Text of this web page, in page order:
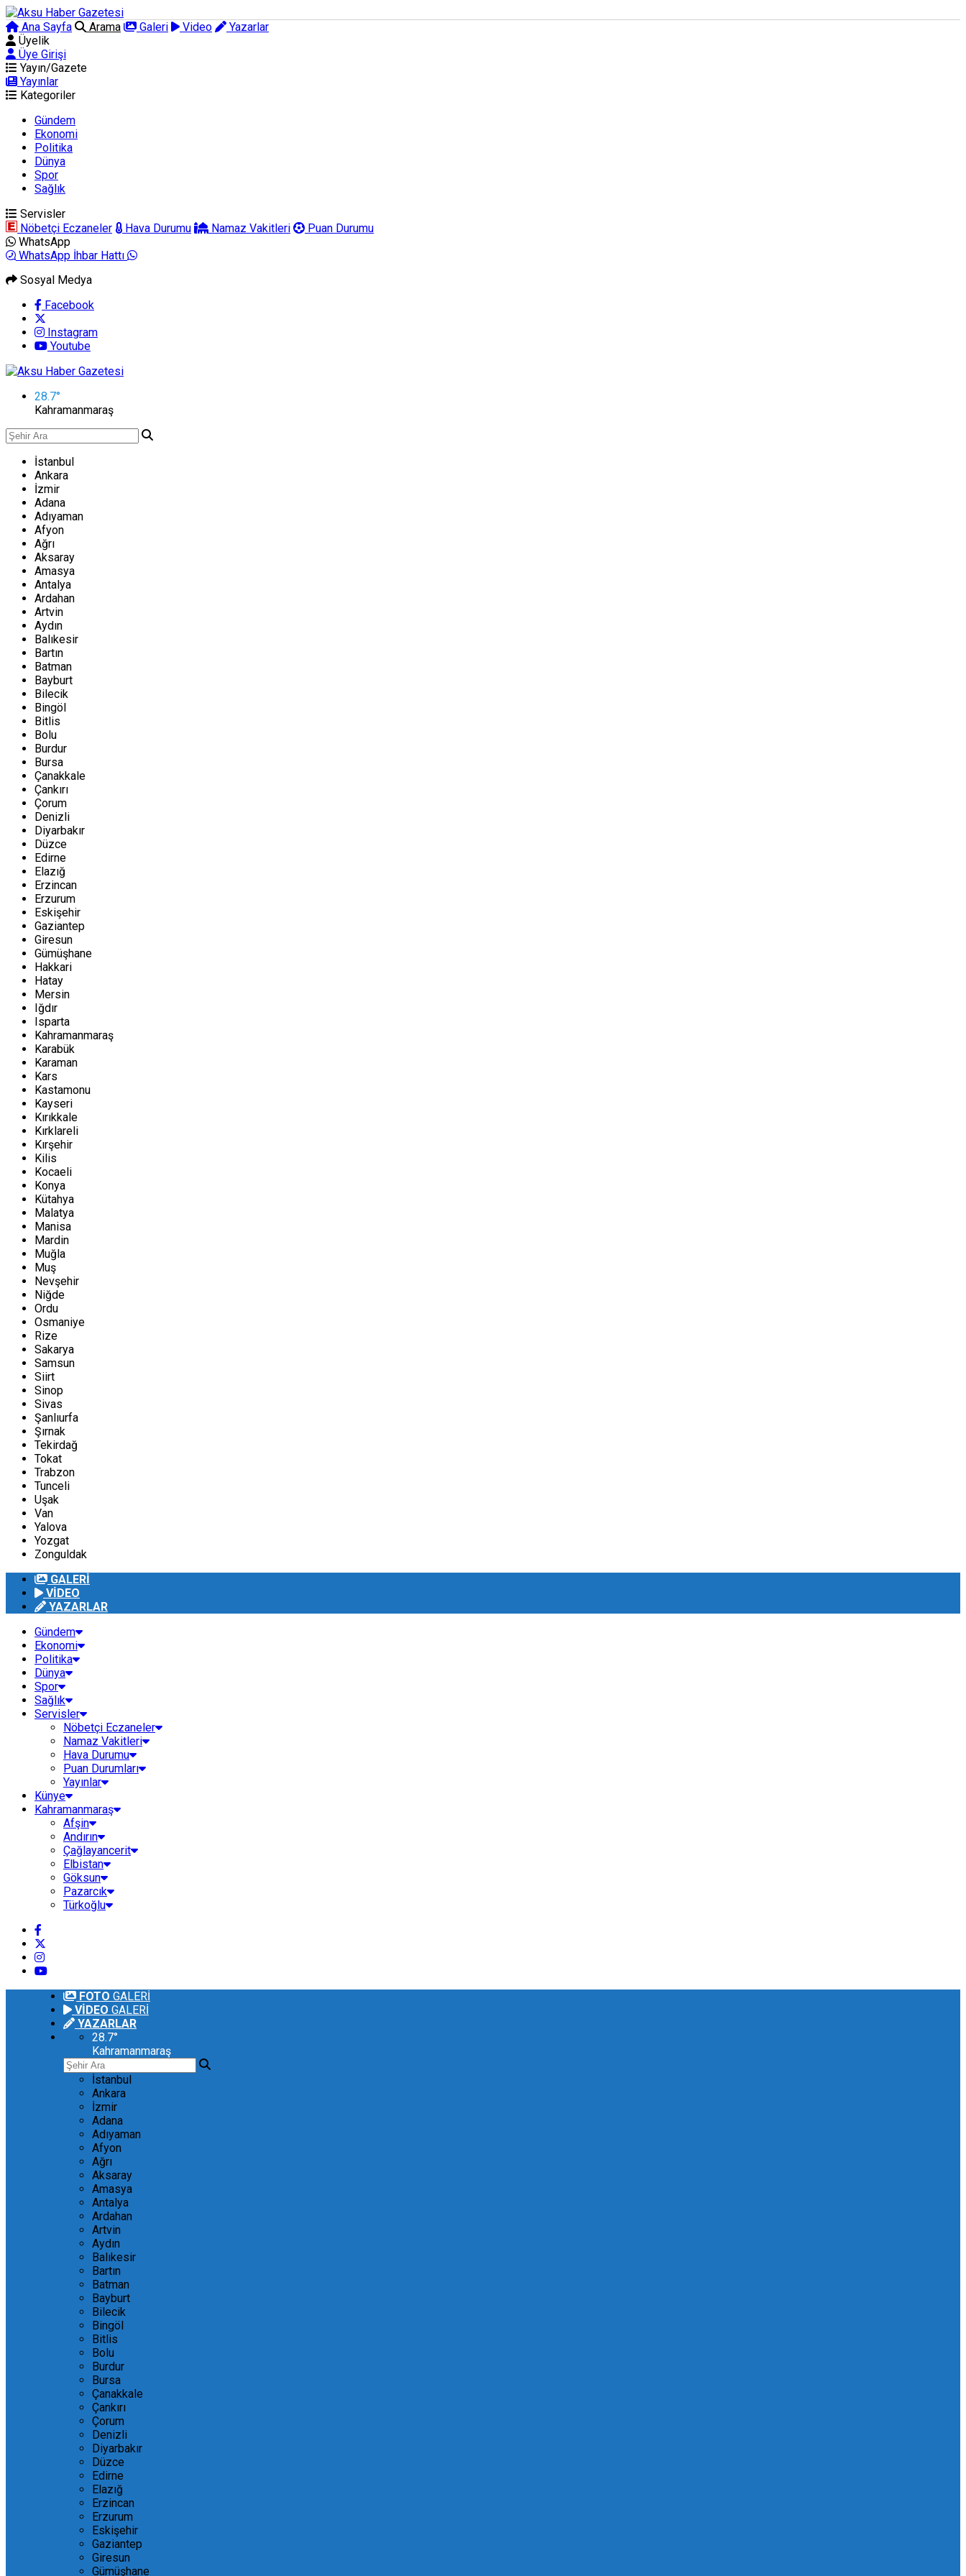
Ana Sayfa Arama Galeri Video
Yazarlar
Üyelik
Üye Girişi
Yayın/Gazete
Yayınlar
Kategoriler
Gündem
Ekonomi
Politika
Dünya
Spor
Sağlık
Servisler
Nöbetçi Eczaneler
Hava Durumu Namaz Vakitleri
Puan Durumu
WhatsApp
WhatsApp İhbar Hattı
Sosyal Medya
Facebook
Instagram
Youtube
28.7°
Kahramanmaraş
İstanbul
Ankara
İzmir
Adana
Adıyaman
Afyon
Ağrı
Aksaray
Amasya
Antalya
Ardahan
Artvin
Aydın
Balıkesir
Bartın
Batman
Bayburt
Bilecik
Bingöl
Bitlis
Bolu
Burdur
Bursa
Çanakkale
Çankırı
Çorum
Denizli
Diyarbakır
Düzce
Edirne
Elazığ
Erzincan
Erzurum
Eskişehir
Gaziantep
Giresun
Gümüşhane
Hakkari
Hatay
Mersin
Iğdır
Isparta
Kahramanmaraş
Karabük
Karaman
Kars
Kastamonu
Kayseri
Kırıkkale
Kırklareli
Kırşehir
Kilis
Kocaeli
Konya
Kütahya
Malatya
Manisa
Mardin
Muğla
Muş
Nevşehir
Niğde
Ordu
Osmaniye
Rize
Sakarya
Samsun
Siirt
Sinop
Sivas
Şanlıurfa
Şırnak
Tekirdağ
Tokat
Trabzon
Tunceli
Uşak
Van
Yalova
Yozgat
Zonguldak
GALERİ
VİDEO
YAZARLAR
Gündem
Ekonomi
Politika
Dünya
Spor
Sağlık
Servisler
Nöbetçi Eczaneler
Namaz Vakitleri
Hava Durumu
Puan Durumları
Yayınlar
Künye
Kahramanmaraş
Afşin
Andırın
Çağlayancerit
Elbistan
Göksun
Pazarcık
Türkoğlu
FOTO GALERİ
VİDEO GALERİ
YAZARLAR
28.7°
Kahramanmaraş
İstanbul
Ankara
İzmir
Adana
Adıyaman
Afyon
Ağrı
Aksaray
Amasya
Antalya
Ardahan
Artvin
Aydın
Balıkesir
Bartın
Batman
Bayburt
Bilecik
Bingöl
Bitlis
Bolu
Burdur
Bursa
Çanakkale
Çankırı
Çorum
Denizli
Diyarbakır
Düzce
Edirne
Elazığ
Erzincan
Erzurum
Eskişehir
Gaziantep
Giresun
Gümüşhane